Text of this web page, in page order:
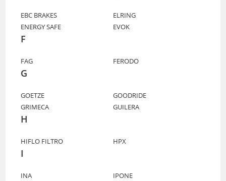
EBC BRAKES
ELRING
ENERGY SAFE
EVOK
F
FAG FERODO
G
GOETZE
GOODRIDE
GRIMECA
GUILERA
H
HIFLO FILTRO HPX
I
INA IPONE